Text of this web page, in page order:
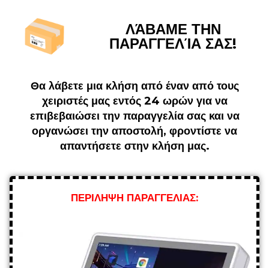
ΛΆΒΑΜΕ ΤΗΝ
ΠΑΡΑΓΓΕΛΊΑ ΣΑΣ!
Θα λάβετε μια κλήση από έναν από τους
χειριστές μας εντός 24 ωρών για να
επιβεβαιώσει την παραγγελία σας και να
οργανώσει την αποστολή, φροντίστε να
απαντήσετε στην κλήση μας.
ΠΕΡΙΛΗΨΗ ΠΑΡΑΓΓΕΛΙΑΣ: